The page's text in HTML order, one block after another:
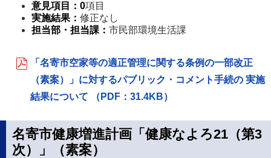
意見項目
：0項目
実施結果： 修正なし
担当部・担当課 ： 市民部環境生活課
「名寄市空家等の適正管理に関する条例の一部改正
（素案）」に対するパブリック・コメント手続の 実施
結果について （PDF：31.4KB）
名寄市健康増進計画「健康なよろ21（第3
次）」（素案）